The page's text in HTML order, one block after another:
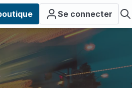
Se connecter